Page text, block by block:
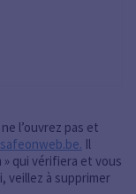
ne l’ouvrez pas et
Il
qui vérifiera et vous
veillez à supprimer